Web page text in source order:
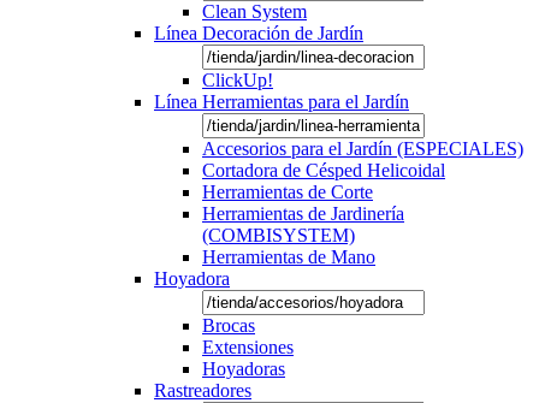
Clean System
Línea Decoración de Jardín
ClickUp!
Línea Herramientas para el Jardín
Accesorios para el Jardín (ESPECIALES)
Cortadora de Césped Helicoidal
Herramientas de Corte
Herramientas de Jardinería
(COMBISYSTEM)
Herramientas de Mano
Hoyadora
Brocas
Extensiones
Hoyadoras
Rastreadores